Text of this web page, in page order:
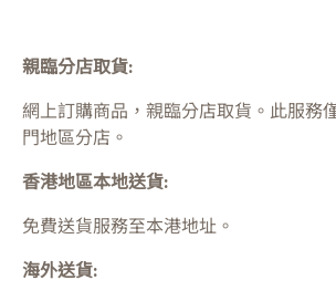
親臨分店取貨:
網上訂購商品，親臨分店取貨。此服務
門地區分店。
香港地區本地送貨:
免費送貨服務至本港地址。
海外送貨: